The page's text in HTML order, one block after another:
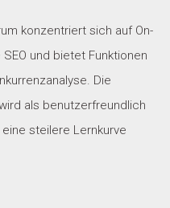
konzentriert sich auf On-
und bietet Funktionen
Die
als benutzerfreundlich
steilere Lernkurve